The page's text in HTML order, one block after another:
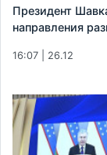
Президент
направления
16:07 | 26.12